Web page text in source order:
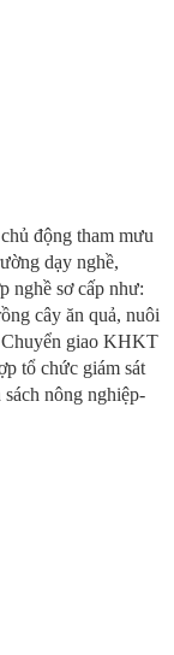
động tham mưu
dạy nghề,
nghề sơ cấp như:
cây ăn quả, nuôi
Chuyển giao KHKT
tổ chức giám sát
nông nghiệp-